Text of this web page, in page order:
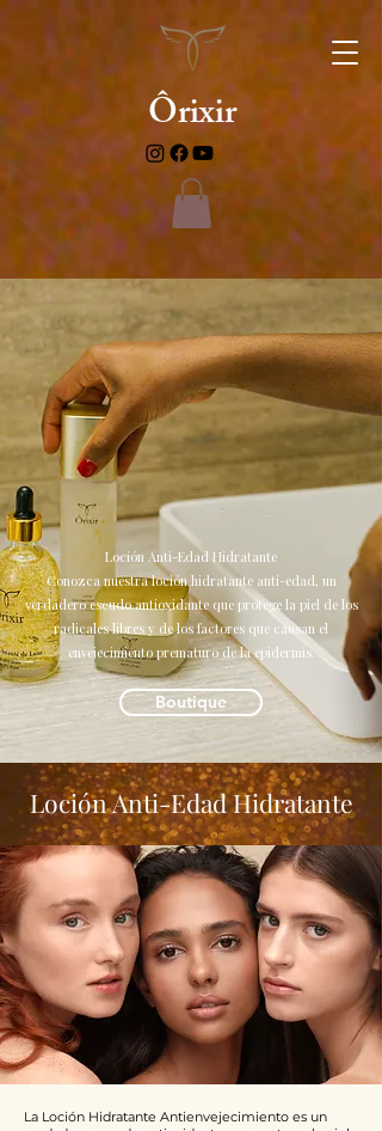
Ôrixir
¡Te hace especial!
Loción Anti-Edad Hidratante
Conozca nuestra loción hidratante anti-edad, un
verdadero escudo antioxidante que protege la piel de los
radicales libres y de los factores que causan el
envejecimiento prematuro de la epidermis.
Boutique
Loción Anti-Edad Hidratante
La Loción Hidratante Antienvejecimiento es un